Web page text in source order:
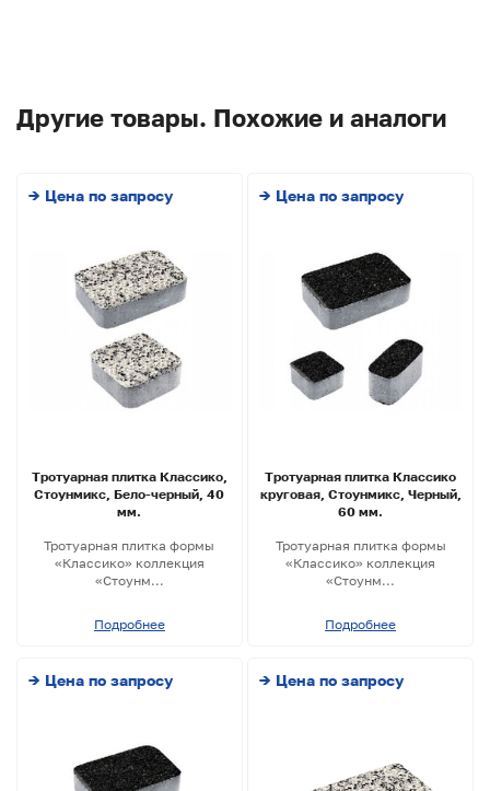
Другие товары. Похожие и аналоги
→ Цена по запросу
Тротуарная плитка Классико,
Стоунмикс, Бело-черный, 40
мм.
Тротуарная плитка формы
«Классико» коллекция
«Стоунм...
Подробнее
→ Цена по запросу
Тротуарная плитка Классико
круговая, Стоунмикс, Черный,
60 мм.
Тротуарная плитка формы
«Классико» коллекция
«Стоунм...
Подробнее
→ Цена по запросу → Цена по запросу